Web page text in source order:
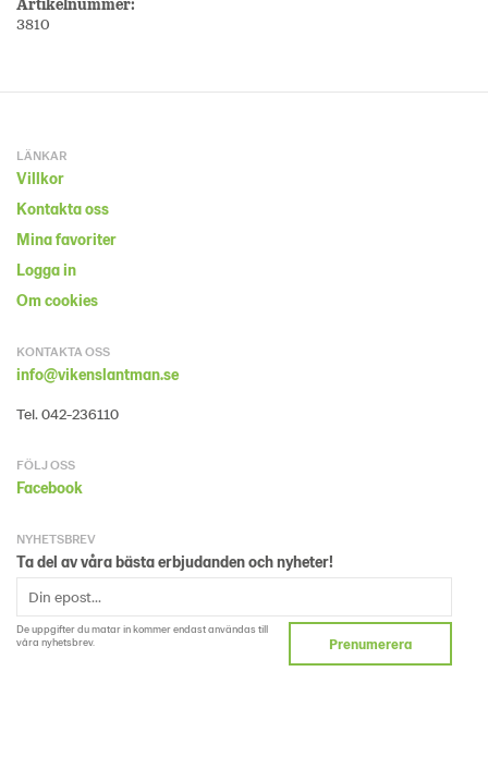
Artikelnummer:
3810
LÄNKAR
Villkor
Kontakta oss
Mina favoriter
Logga in
Om cookies
KONTAKTA OSS
info@vikenslantman.se
Tel. 042-236110
FÖLJ OSS
Facebook
NYHETSBREV
Ta del av våra bästa erbjudanden och nyheter!
De uppgifter du matar in kommer endast användas till
våra nyhetsbrev.
Prenumerera